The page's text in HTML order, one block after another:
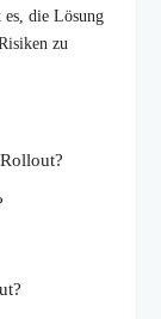
die Lösung
zu